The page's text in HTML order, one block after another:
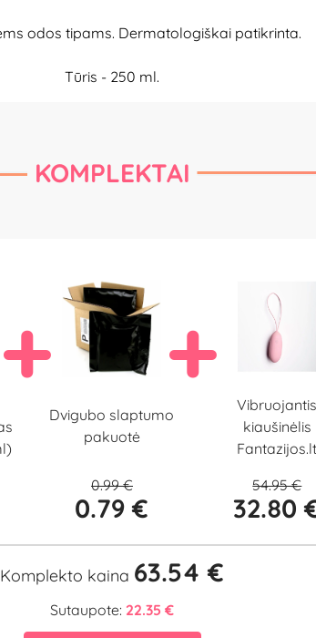
odos tipams. Dermatologiškai patikrinta.
Tūris - 250 ml.
KOMPLEKTAI
Dvigubo slaptumo
pakuotė
0.99 €
0.79 €
Vibruojantis
kiaušinėlis
Fantazijos.lt
54.95 €
32.80
Komplekto kaina 63.54 €
Sutaupote: 22.35 €